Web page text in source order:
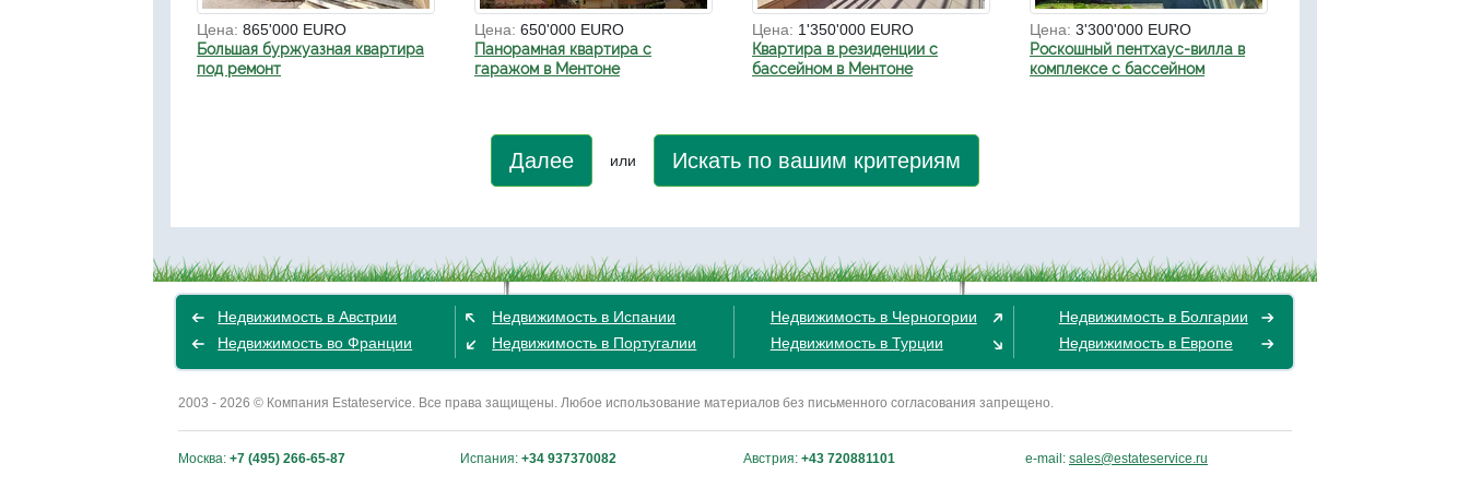
Цена: 865'000 EURO
Большая буржуазная квартира
под ремонт
Цена: 650'000 EURO
Панорамная квартира с
гаражом в Ментоне
Цена: 1'350'000 EURO
Квартира в резиденции с
бассейном в Ментоне
Цена: 3'300'000 EURO
Роскошный пентхаус-вилла в
комплексе с бассейном
Далее или Искать по вашим критериям
Недвижимость в Австрии
Недвижимость во Франции
Недвижимость в Испании
Недвижимость в Португалии
Недвижимость в Черногории
Недвижимость в Турции
Недвижимость в Болгарии
Недвижимость в Европе
2003 - 2026 © Компания Estateservice. Все права защищены. Любое использование материалов без письменного согласования запрещено.
Москва: +7 (495) 266-65-87 Испания: +34 937370082 Австрия: +43 720881101 e-mail: sales@estateservice.ru